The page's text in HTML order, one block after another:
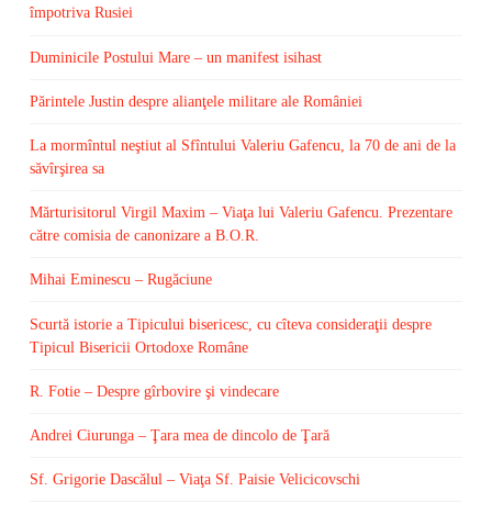
împotriva Rusiei
Duminicile Postului Mare – un manifest isihast
Părintele Justin despre alianţele militare ale României
La mormîntul neştiut al Sfîntului Valeriu Gafencu, la 70 de ani de la
săvîrşirea sa
Mărturisitorul Virgil Maxim – Viaţa lui Valeriu Gafencu. Prezentare
către comisia de canonizare a B.O.R.
Mihai Eminescu – Rugăciune
Scurtă istorie a Tipicului bisericesc, cu cîteva consideraţii despre
Tipicul Bisericii Ortodoxe Române
R. Fotie – Despre gîrbovire şi vindecare
Andrei Ciurunga – Ţara mea de dincolo de Ţară
Sf. Grigorie Dascălul – Viaţa Sf. Paisie Velicicovschi